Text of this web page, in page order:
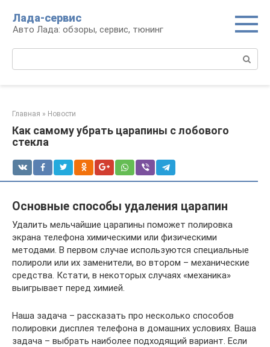
контенту
Лада-сервис
Авто Лада: обзоры, сервис, тюнинг
Главная » Новости
Как самому убрать царапины с лобового
стекла
Основные способы удаления царапин
Удалить мельчайшие царапины поможет полировка
экрана телефона химическими или физическими
методами. В первом случае используются специальные
полироли или их заменители, во втором – механические
средства. Кстати, в некоторых случаях «механика»
выигрывает перед химией.
Наша задача – рассказать про несколько способов
полировки дисплея телефона в домашних условиях. Ваша
задача – выбрать наиболее подходящий вариант. Если